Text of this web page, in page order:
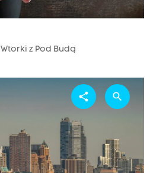
Wtorki z Pod Budą
share search